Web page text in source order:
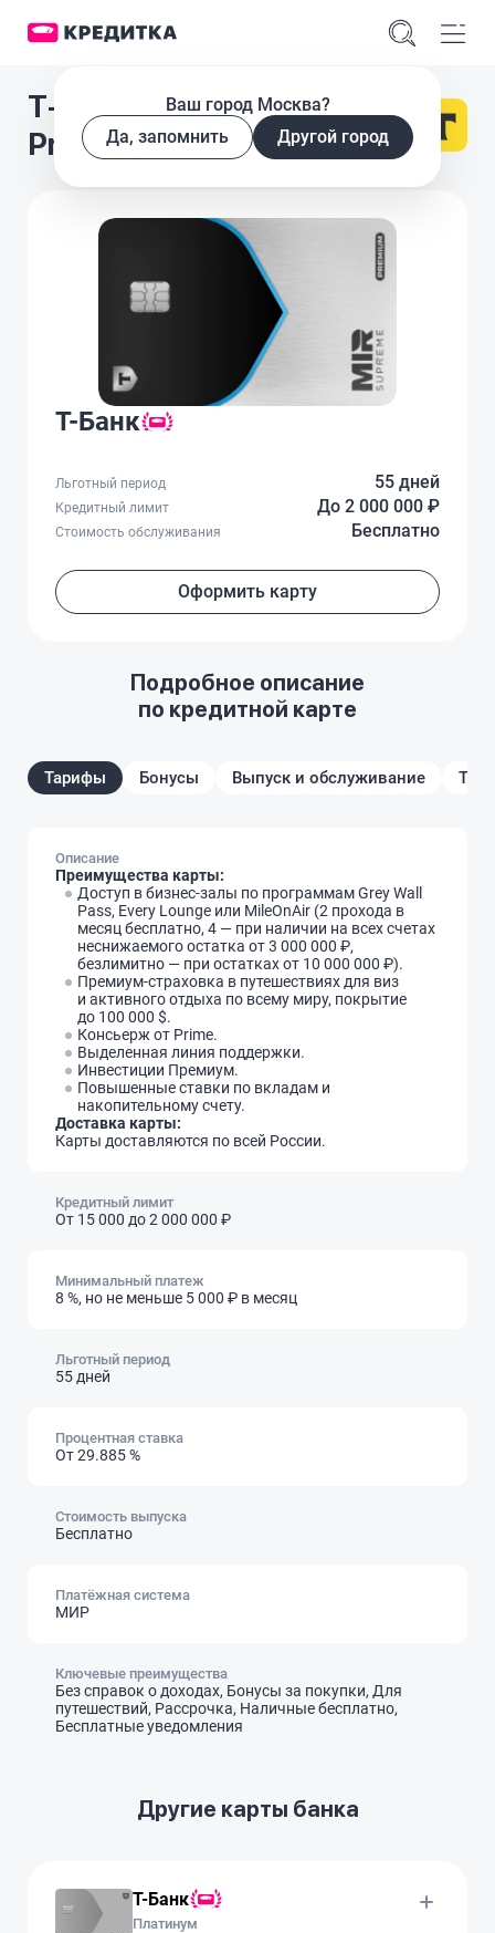
Ваш город Москва?
Да, запомнить
Другой город
Т-Банк All Airlines
Premium
Т-Банк
55 дней
Льготный период
До 2 000 000 ₽
Кредитный лимит
Бесплатно
Стоимость обслуживания
Оформить карту
Подробное описание
по кредитной карте
Тарифы Бонусы Выпуск и обслуживание
Описание
Преимущества карты:
Доступ в бизнес-залы по программам Grey Wall
Pass, Every Lounge или MileOnAir (2 прохода в
месяц бесплатно, 4 — при наличии на всех счетах
неснижаемого остатка от 3 000 000 ₽,
безлимитно — при остатках от 10 000 000 ₽).
Премиум-страховка в путешествиях для виз
и активного отдыха по всему миру, покрытие
до 100 000 $.
Консьерж от Prime.
Выделенная линия поддержки.
Инвестиции Премиум.
Повышенные ставки по вкладам и
накопительному счету.
Доставка карты:
Карты доставляются по всей России.
Кредитный лимит
От 15 000 до 2 000 000 ₽
Минимальный платеж
8 %, но не меньше 5 000 ₽ в месяц
Льготный период
55 дней
Процентная ставка
От 29.885 %
Стоимость выпуска
Бесплатно
Платёжная система
МИР
Ключевые преимущества
Без справок о доходах, Бонусы за покупки, Для
путешествий, Рассрочка, Наличные бесплатно,
Бесплатные уведомления
Другие карты банка
Т-Банк
Платинум